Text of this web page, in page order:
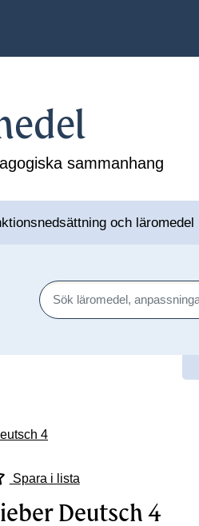
sammanhang
och läromedel
Sök
4
Spara i lista
Deutsch 4